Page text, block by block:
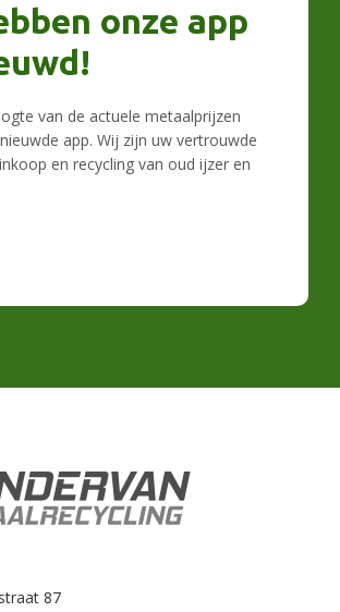
onze app
van de actuele metaalprijzen
app. Wij zijn uw vertrouwde
en recycling van oud ijzer en
87